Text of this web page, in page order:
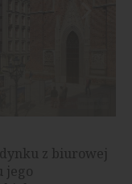
z biurowej
jego